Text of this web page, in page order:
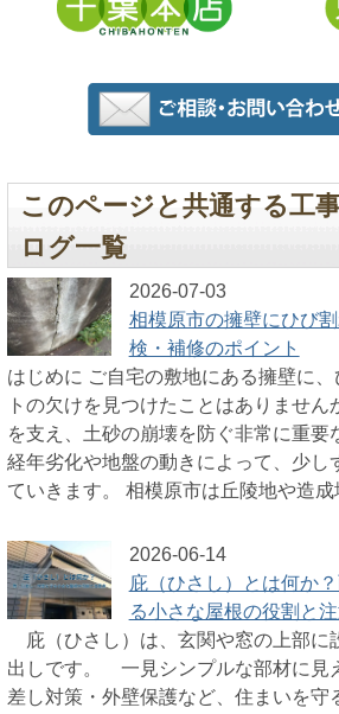
このページと共通する工
ログ一覧
2026-07-03
相模原市の擁壁にひび
検・補修のポイント
はじめに ご自宅の敷地にある擁壁に
トの欠けを見つけたことはありません
を支え、土砂の崩壊を防ぐ非常に重要
経年劣化や地盤の動きによって、少し
ていきます。 相模原市は丘陵地や造成
2026-06-14
庇（ひさし）とは何か
る小さな屋根の役割と
庇（ひさし）は、玄関や窓の上部に
出しです。 一見シンプルな部材に見
差し対策・外壁保護など、住まいを守